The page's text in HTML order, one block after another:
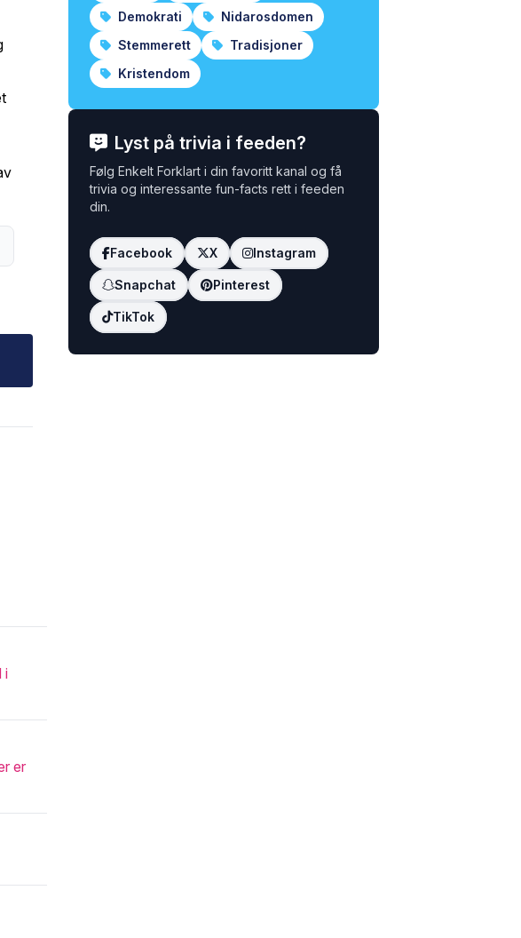
i
er
Demokrati
Nidarosdomen
Stemmerett
Tradisjoner
Kristendom
Lyst på trivia i feeden?
Følg Enkelt Forklart i din favoritt kanal og få
trivia og interessante fun-facts rett i feeden
din.
Facebook X Instagram
Snapchat Pinterest
TikTok